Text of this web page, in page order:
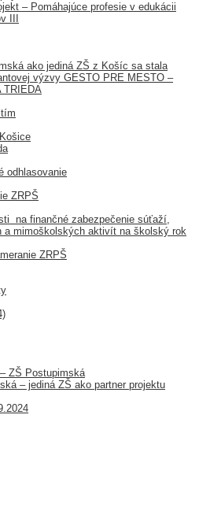
– Pomáhajúce profesie v edukácii
III
ako jediná ZŠ z Košíc sa stala
výzvy GESTO PRE MESTO –
TRIEDA
odhlasovanie
ZRPŠ
na finančné zabezpečenie súťaží,
a mimoškolských aktivít na školský rok
ZRPŠ
ZŠ Postupimská
– jediná ZŠ ako partner projektu